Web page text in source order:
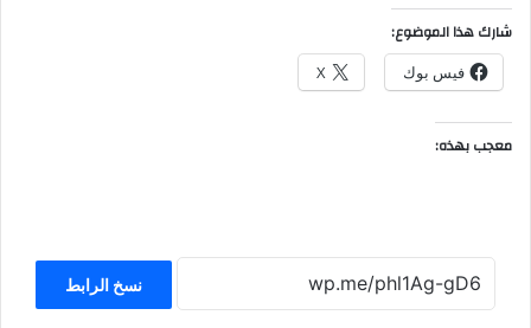
شارك هذا الموضوع:
فيس بوك X
معجب بهذه:
نسخ الرابط